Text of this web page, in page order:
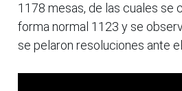
1178 mesas, de las cuales se
forma normal 1123 y se
se pelaron resoluciones ante